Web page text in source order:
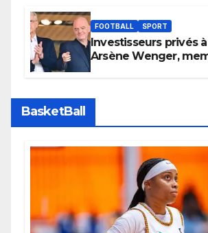
FOOTBALL SPORT
Investisseurs privés à
Arsène Wenger,
BasketBall